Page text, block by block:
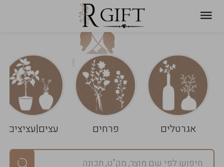
אגרטלים פרחים עצים|עציצים
עגלת
שלך
ניקוי
הסל